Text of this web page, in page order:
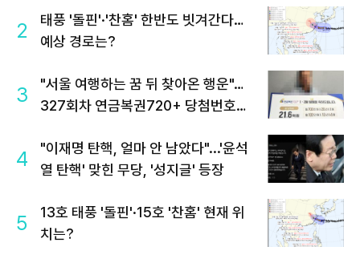
2
태풍 '돌핀'·'찬홈' 한반도 빗겨간다…
예상 경로는?
3
"서울 여행하는 꿈 뒤 찾아온 행운"…
327회차 연금복권720+ 당첨번호조
4
"이재명 탄핵, 얼마 안 남았다"...'윤석
열 탄핵' 맞힌 무당, '성지글' 등장
5
13호 태풍 '돌핀'·15호 '찬홈' 현재 위
치는?